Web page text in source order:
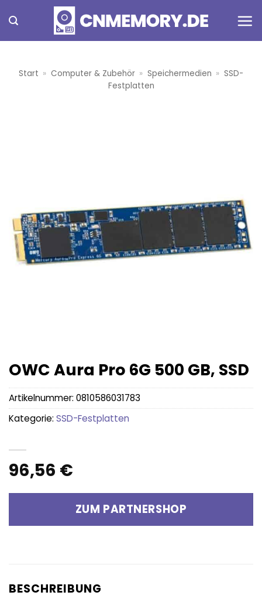
Inhalt
springen
Start » Computer & Zubehör » Speichermedien » SSD-
Festplatten
OWC Aura Pro 6G 500 GB, SSD
96,56 €
ZUM PARTNERSHOP
Artikelnummer: 0810586031783
Kategorie: SSD-Festplatten
BESCHREIBUNG